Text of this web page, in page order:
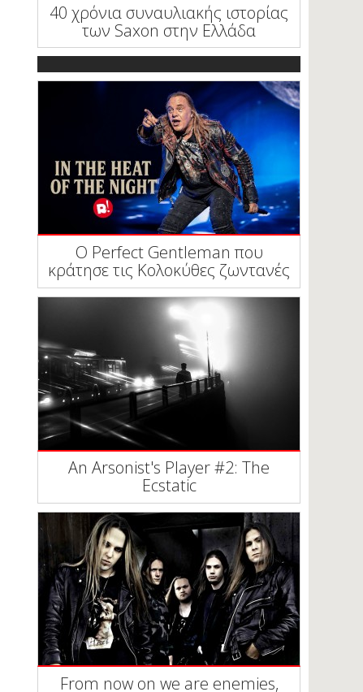
40 χρόνια συναυλιακής ιστορίας
των Saxon στην Ελλάδα
Ο Perfect Gentleman που
κράτησε τις Κολοκύθες ζωντανές
An Arsonist's Player #2: The
Ecstatic
From now on we are enemies,